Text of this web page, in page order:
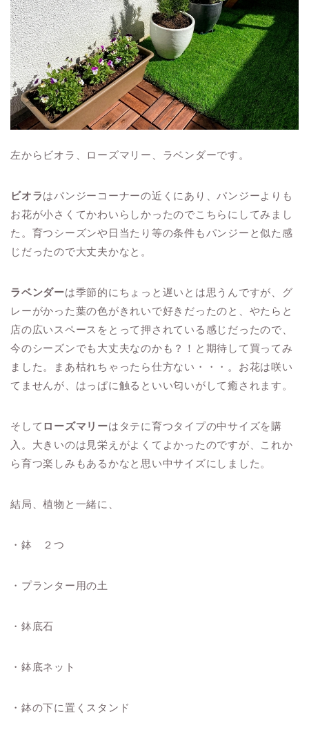
左からビオラ、ローズマリー、ラベンダーです。
ビオラはパンジーコーナーの近くにあり、パンジーよりも
お花が小さくてかわいらしかったのでこちらにしてみまし
た。育つシーズンや日当たり等の条件もパンジーと似た感
じだったので大丈夫かなと。
ラベンダーは季節的にちょっと遅いとは思うんですが、グ
レーがかった葉の色がきれいで好きだったのと、やたらと
店の広いスペースをとって押されている感じだったので、
今のシーズンでも大丈夫なのかも？！と期待して買ってみ
ました。まあ枯れちゃったら仕方ない・・・。お花は咲い
てませんが、はっぱに触るといい匂いがして癒されます。
そして ローズマリーはタテに育つタイプの中サイズを購
入。大きいのは見栄えがよくてよかったのですが、これか
ら育つ楽しみもあるかなと思い中サイズにしました。
結局、植物と一緒に、
・鉢 ２つ
・プランター用の土
・鉢底石
・鉢底ネット
・鉢の下に置くスタンド